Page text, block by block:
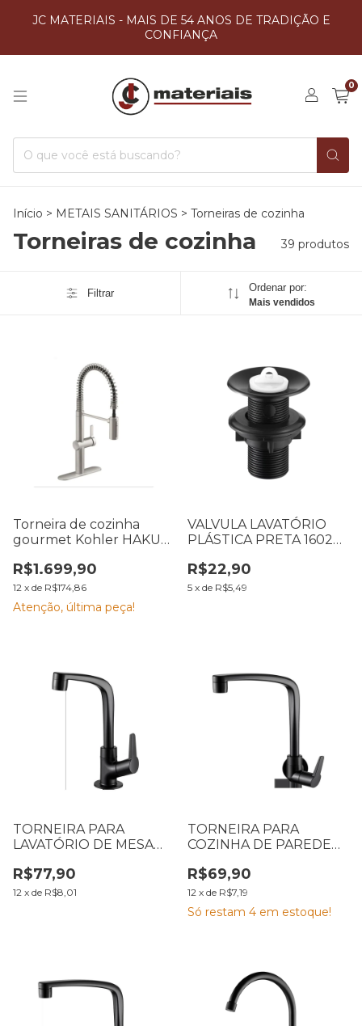
JC MATERIAIS - MAIS DE 54 ANOS DE TRADIÇÃO E
CONFIANÇA
0
Início > METAIS SANITÁRIOS > Torneiras de cozinha
Torneiras de cozinha 39 produtos
Filtrar Ordenar por:
Mais vendidos
Torneira de cozinha
gourmet Kohler HAKU
R$1.699,90
12 x de R$174,86
Atenção, última peça!
VALVULA LAVATÓRIO
PLÁSTICA PRETA 1602
7153002
R$22,90
5 x de R$5,49
TORNEIRA PARA
LAVATÓRIO DE MESA
F71 PRETO FOSCO
LORENZETTI
R$77,90
12 x de R$8,01
TORNEIRA PARA
COZINHA DE PAREDE
F71 PRETO FOSCO
LORENZETTI
R$69,90
12 x de R$7,19
Só restam 4 em estoque!